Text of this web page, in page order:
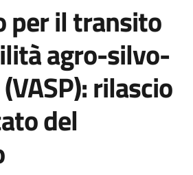
per il transito
agro-silvo-
rilascio
del